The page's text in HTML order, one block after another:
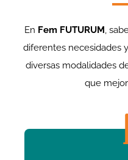
En Fem FUTURUM ,
diferentes necesidades
diversas modalidades
que